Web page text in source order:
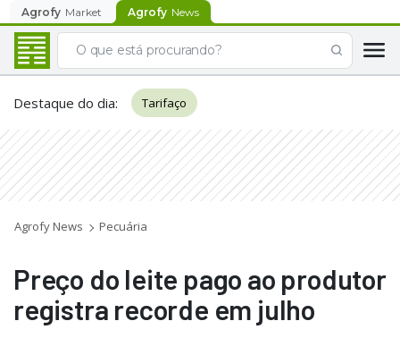
Agrofy Market Agrofy News
Destaque do dia: Tarifaço
Agrofy News Pecuária
Preço do leite pago ao produtor
registra recorde em julho